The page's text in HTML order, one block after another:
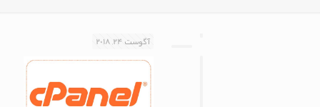
آگوست 24, 2018